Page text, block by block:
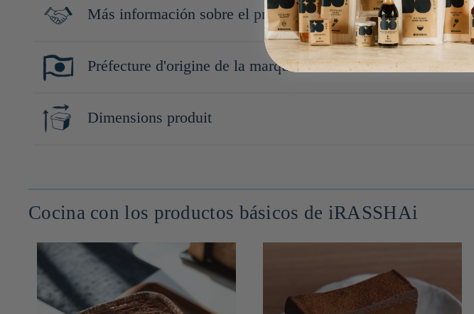
Más información sobre el productor
Une collection inédite qui rend accessible la gastronomie nippone : iRASSHAi s’invite dans les
gourmands. Cette première gamme signature comprend une sélection d’une dizaine de produits
Préfecture d'origine de la marque
Dimensions produit
Cocina con los productos básicos de iRASSHAi